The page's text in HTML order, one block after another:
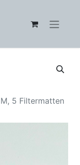
5 Filtermatten